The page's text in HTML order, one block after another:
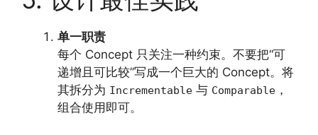
单一职责
每个 Concept 只关注一种约束。不要把“可
递增且可比较”写成一个巨大的 Concept。将
其拆分为 Incrementable 与 Comparable ，
组合使用即可。